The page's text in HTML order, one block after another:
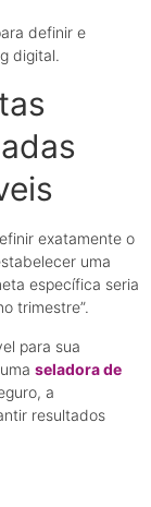
definir e
digital.
exatamente o
uma
específica seria
trimestre”.
para sua
umaseladora de
a
resultados